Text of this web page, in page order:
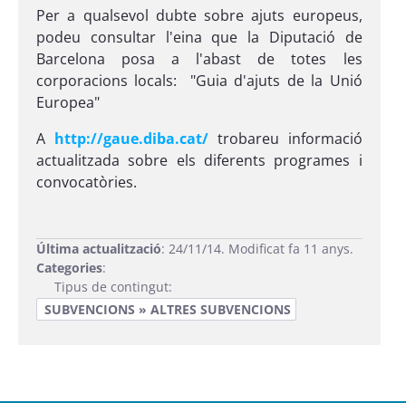
Per a qualsevol dubte sobre ajuts europeus,
podeu consultar l'eina que la Diputació de
Barcelona posa a l'abast de totes les
corporacions locals: "Guia d'ajuts de la Unió
Europea"
A http://gaue.diba.cat/ trobareu informació
actualitzada sobre els diferents programes i
convocatòries.
Última actualització: 24/11/14. Modificat fa 11 anys.
Categories:
Tipus de contingut:
SUBVENCIONS » ALTRES SUBVENCIONS